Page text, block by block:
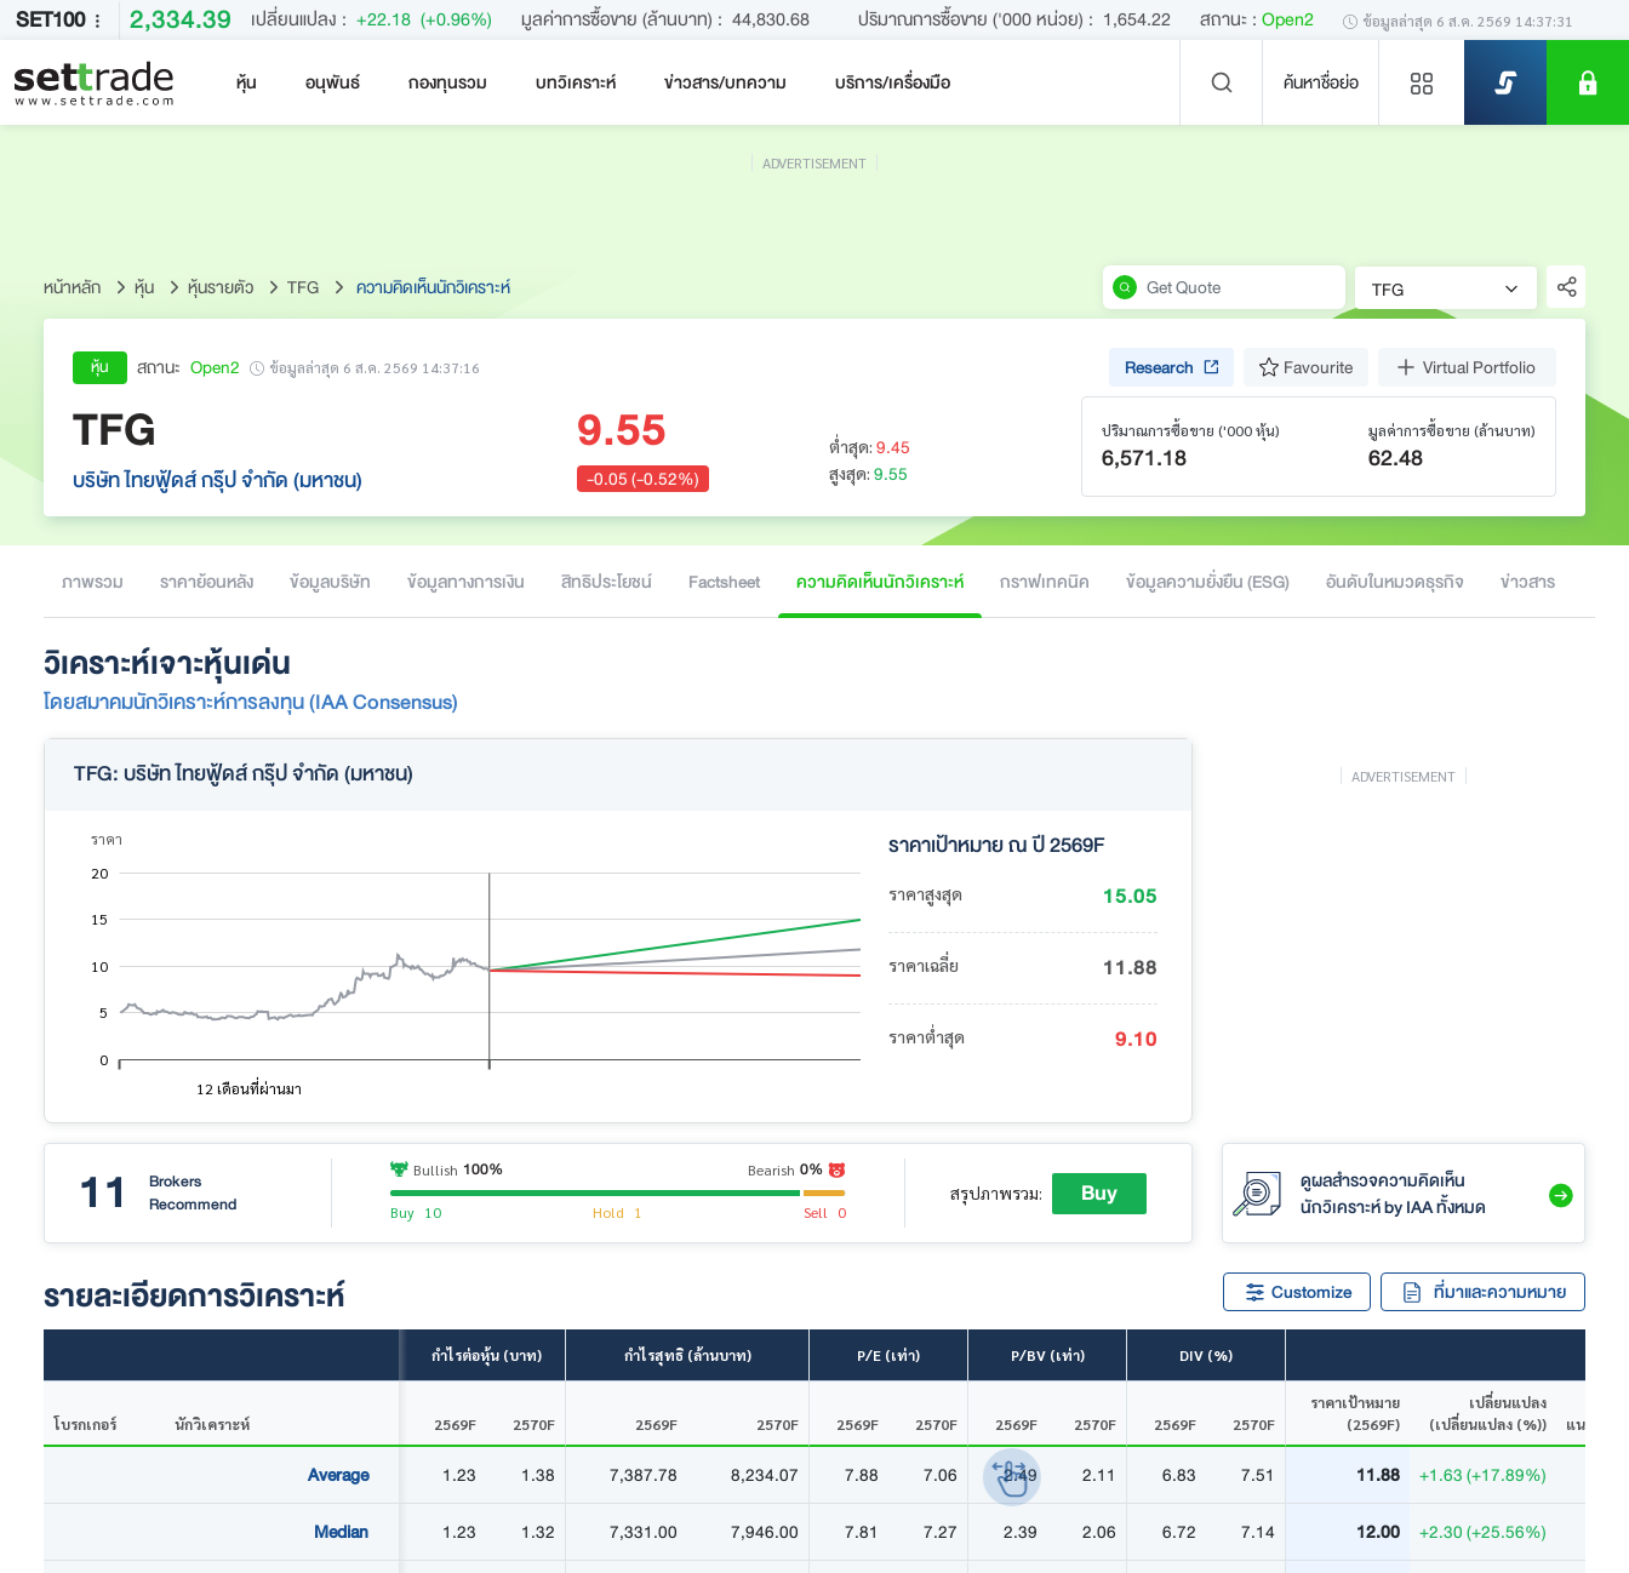
SET100 2,334.39 เปลี่ยนแปลง : +22.18 (+0.96%) มูลค่าการซื้อขาย (ล้านบาท) : 44,830.68 ปริมาณการซื้อขาย ('000 หน่วย) : 1,654.22 สถานะ : Open2 ข้อมูลล่าสุด 6 ส.ค. 2569 14:37:31
หุ้น อนุพันธ์ กองทุนรวม บทวิเคราะห์ ข่าวสาร/บทความ บริการ/เครื่องมือ ค้นหาชื่อย่อ
ไม่พบข่าวล่าสุด
ADVERTISEMENT
หน้าหลัก หุ้น หุ้นรายตัว TFG ความคิดเห็นนักวิเคราะห์ TFG
หุ้น สถานะ Open2 ข้อมูลล่าสุด 6 ส.ค. 2569 14:37:16 Research Favourite Virtual Portfolio
TFG
บริษัท ไทยฟู้ดส์ กรุ๊ป จำกัด (มหาชน)
9.55
-0.05 (-0.52%)
ต่ำสุด: 9.45
สูงสุด: 9.55
ปริมาณการซื้อขาย ('000 หุ้น)
6,571.18
มูลค่าการซื้อขาย (ล้านบาท)
62.48
ภาพรวม ราคาย้อนหลัง ข้อมูลบริษัท ข้อมูลทางการเงิน สิทธิประโยชน์ Factsheet ความคิดเห็นนักวิเคราะห์ กราฟเทคนิค ข้อมูลความยั่งยืน (ESG) อันดับในหมวดธุรกิจ ข่าวสาร
วิเคราะห์เจาะหุ้นเด่น
โดยสมาคมนักวิเคราะห์การลงทุน (IAA Consensus)
TFG: บริษัท ไทยฟู้ดส์ กรุ๊ป จำกัด (มหาชน)
ราคา
10
0
20
15
10
5
12 เดือนที่ผ่านมา
ราคาเป้าหมาย ณ ปี 2569F
ราคาสูงสุด 15.05
ราคาเฉลี่ย 11.88
ราคาต่ำสุด 9.10
ADVERTISEMENT
11
Brokers
Recommend
Bullish 100% Bearish 0%
Buy 10 Hold 1 Sell 0
สรุปภาพรวม: Buy
ดูผลสำรวจความคิดเห็น
นักวิเคราะห์by IAA ทั้งหมด
รายละเอียดการวิเคราะห์ Customize ที่มาและความหมาย
กำไรต่อหุ้น (บาท) กำไรสุทธิ (ล้านบาท) P/E (เท่า) P/BV (เท่า) DIV (%)
โบรกเกอร์ นักวิเคราะห์ 2569F 2570F 2569F 2570F 2569F 2570F 2569F 2570F 2569F 2570F
ราคาเป้าหมาย
(2569F)
เปลี่ยนแปลง
(เปลี่ยนแปลง (%))
แนะนำ
Average 1.23 1.38 7,387.78 8,234.07 7.88 7.06 2.49 2.11 6.83 7.51 11.88
+1.63 (+17.89%)
Median
1.23 1.32 7,331.00 7,946.00 7.81 7.27 2.39 2.06 6.72 7.14 12.00
+2.30 (+25.56%)